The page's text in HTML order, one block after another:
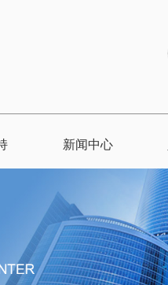
新闻中心